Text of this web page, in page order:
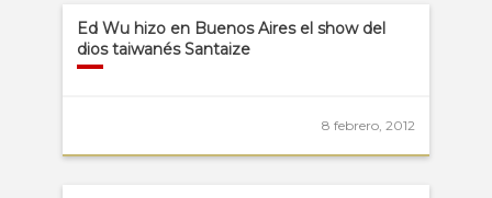
Ed Wu hizo en Buenos Aires el show del
dios taiwanés Santaize
8 febrero, 2012